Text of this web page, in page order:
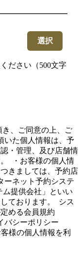
選択
ださい（500文字
き、ご同意の上、ご
いた個人情報は、予
・管理、及び店舗情
・お客様の個人情
きましては、予約店
ーネット予約システ
ム提供会社」といい
ております。 シス
める会員規約
バシーポリシー
客様の個人情報を利